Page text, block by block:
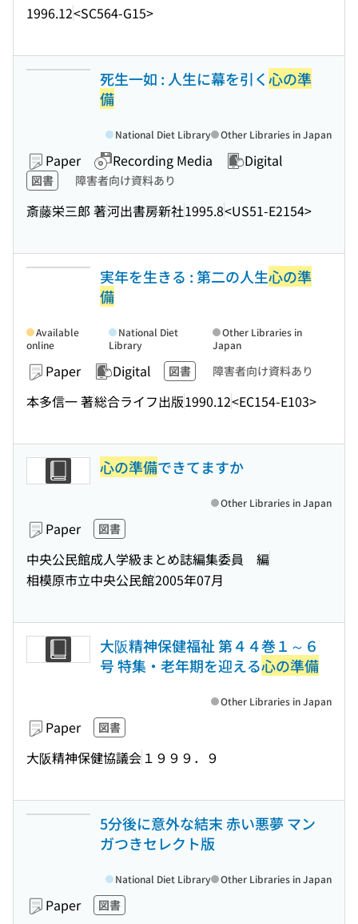
1996.12<SC564-G15>
死生一如 : 人生に幕を引く心の準
備
Paper Recording Media Digital
図書 障害者向け資料あり
斎藤栄三郎 著河出書房新社1995.8<US51-E2154>
National Diet Library Other Libraries in Japan
実年を生きる : 第二の人生心の準
備
Paper Digital 図書 障害者向け資料あり
本多信一 著総合ライフ出版1990.12<EC154-E103>
Available
online
National Diet
Library
Other Libraries in
Japan
心の準備できてますか
Paper 図書
中央公民館成人学級まとめ誌編集委員 編
相模原市立中央公民館2005年07月
Other Libraries in Japan
大阪精神保健福祉 第４４巻１～６
号 特集・老年期を迎える心の準備
Paper 図書
大阪精神保健協議会 １９９９．９
Other Libraries in Japan
5分後に意外な結末 赤い悪夢 マン
ガつきセレクト版
Paper 図書
National Diet Library Other Libraries in Japan